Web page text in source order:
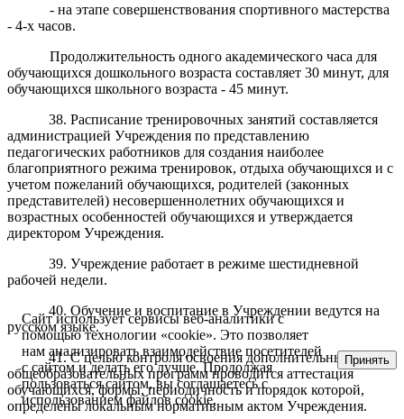
- на этапе совершенствования спортивного мастерства
- 4-х часов.
Продолжительность одного академического часа для
обучающихся дошкольного возраста составляет 30 минут, для
обучающихся школьного возраста - 45 минут.
38. Расписание тренировочных занятий составляется
администрацией Учреждения по представлению
педагогических работников для создания наиболее
благоприятного режима тренировок, отдыха обучающихся и с
учетом пожеланий обучающихся, родителей (законных
представителей) несовершеннолетних обучающихся и
возрастных особенностей обучающихся и утверждается
директором Учреждения.
39. Учреждение работает в режиме шестидневной
рабочей недели.
40. Обучение и воспитание в Учреждении ведутся на
русском языке.
41. С целью контроля освоения дополнительных
общеобразовательных программ проводится аттестация
обучающихся, формы, периодичность и порядок которой,
определены локальным нормативным актом Учреждения.
Сайт использует сервисы веб-аналитики с
помощью технологии «cookie». Это позволяет
нам анализировать взаимодействие посетителей
с сайтом и делать его лучше. Продолжая
пользоваться сайтом, вы соглашаетесь с
использованием файлов cookie.
Принять